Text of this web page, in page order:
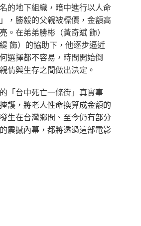
的地下組織，暗中進行以人命
，勝毅的父親被標價，金額高
。在弟弟勝彬（黃奇斌 飾）
飾）的協助下，他逐步逼近
選擇都不容易，時間開始倒
情與生存之間做出決定。
「台中死亡一條街」真實事
護，將老人性命換算成金額的
生在台灣鄉間、至今仍有部分
震撼內幕，都將透過這部電影